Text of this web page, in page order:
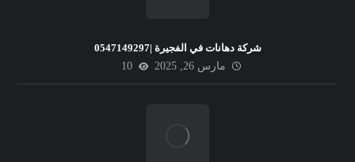
شركة دهانات في الفجيرة |0547149297
مارس 26, 2025
10